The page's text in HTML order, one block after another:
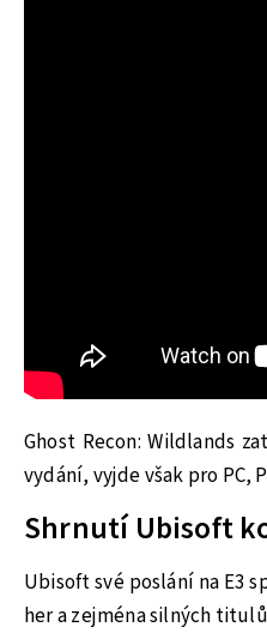
Ghost Recon: Wildlands
vydání, vyjde však pro PC,
Shrnutí Ubisoft
Ubisoft své poslání na E3
her a zejména silných